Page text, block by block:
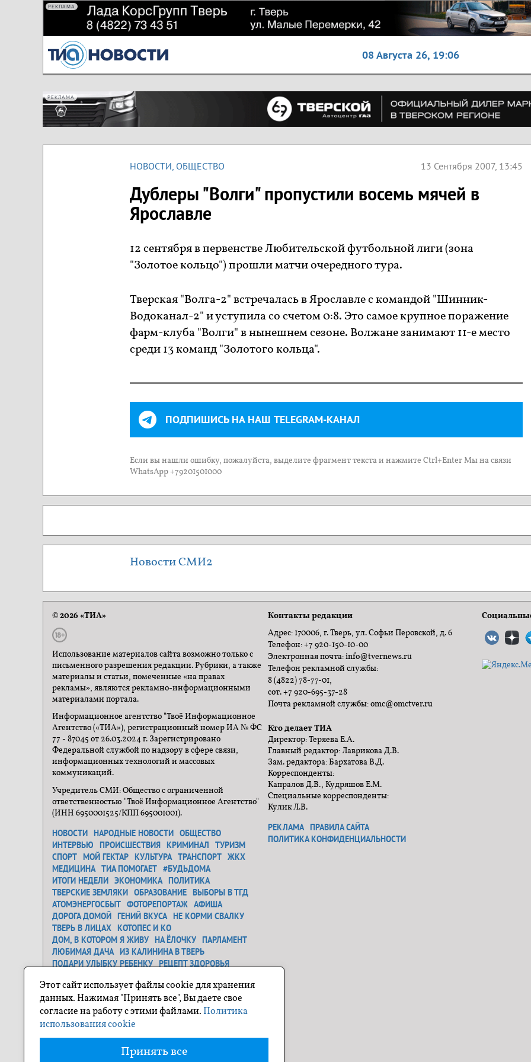
РЕКЛАМА
08 Августа 26, 19:06
РЕКЛАМА
НОВОСТИ, ОБЩЕСТВО 13 Сентября 2007, 13:45
Дублеры "Волги" пропустили восемь мячей в
Ярославле
12 сентября в первенстве Любительской футбольной лиги (зона
"Золотое кольцо") прошли матчи очередного тура.
Тверская "Волга-2" встречалась в Ярославле с командой "Шинник-
Водоканал-2" и уступила со счетом 0:8. Это самое крупное поражение
фарм-клуба "Волги" в нынешнем сезоне. Волжане занимают 11-е место
среди 13 команд "Золотого кольца".
ПОДПИШИСЬ НА НАШ TELEGRAM-КАНАЛ
Если вы нашли ошибку, пожалуйста, выделите фрагмент текста и нажмите Ctrl+Enter Мы на связи
WhatsApp +79201501000
Новости СМИ2
© 2026 «ТИА»
Использование материалов сайта возможно только с
письменного разрешения редакции. Рубрики, а также
материалы и статьи, помеченные «на правах
рекламы», являются рекламно-информационными
материалами портала.
Информационное агентство "Твоё Информационное
Агентство («ТИА»), регистрационный номер ИА № ФС
77 - 87045 от 26.03.2024 г. Зарегистрировано
Федеральной службой по надзору в сфере связи,
информационных технологий и массовых
коммуникаций.
Учредитель СМИ: Общество с ограниченной
ответственностью "Твоё Информационное Агентство"
(ИНН 6950001525/КПП 695001001).
НОВОСТИ НАРОДНЫЕ НОВОСТИ ОБЩЕСТВО
ИНТЕРВЬЮ
ПРОИСШЕСТВИЯ КРИМИНАЛ
ТУРИЗМ
СПОРТ МОЙ ГЕКТАР КУЛЬТУРА ТРАНСПОРТ ЖКХ
МЕДИЦИНА ТИА ПОМОГАЕТ #БУДЬДОМА
ИТОГИ НЕДЕЛИ ЭКОНОМИКА ПОЛИТИКА
ТВЕРСКИЕ ЗЕМЛЯКИ ОБРАЗОВАНИЕ ВЫБОРЫ В ТГД
АТОМЭНЕРГОСБЫТ ФОТОРЕПОРТАЖ АФИША
ДОРОГА ДОМОЙ ГЕНИЙ ВКУСА НЕ КОРМИ СВАЛКУ
ТВЕРЬ В ЛИЦАХ КОТОПЕС И КО
ДОМ, В КОТОРОМ Я ЖИВУ НА ЁЛОЧКУ ПАРЛАМЕНТ
ЛЮБИМАЯ ДАЧА ИЗ КАЛИНИНА В ТВЕРЬ
ПОДАРИ УЛЫБКУ РЕБЕНКУ РЕЦЕПТ ЗДОРОВЬЯ
САМОЕ ТРОГАТЕЛЬНОЕ ФОТО ГЕНЕРАЛЬНАЯ УБОРКА
Я ЛЮБЛЮ ТВЕРЬ О ГЕРОЯХ БЫЛЫХ ВРЕМЕН
ПРОЕКТ "СОСЕДИ" ПОХУДЕЙКА
ПУТЕШЕСТВИЕ ПО ТВЕРСКОЙ ОБЛАСТИ
ТИА ПОМОГАЕТ
Контакты редакции
Адрес: 170006, г. Тверь, ул. Софьи Перовской, д. 6
Телефон: +7 920-150-10-00
Электронная почта: info@tvernews.ru
Телефон рекламной службы:
8 (4822) 78-77-01,
сот. +7 920-695-37-28
Почта рекламной службы: omc@omctver.ru
Кто делает ТИА
Директор: Теряева Е.А.
Главный редактор: Лаврикова Д.В.
Зам. редактора: Бархатова В.Д.
Корреспонденты:
Капралов Д.В., Кудряшов Е.М.
Специальные корреспонденты:
Кулик Л.В.
РЕКЛАМА ПРАВИЛА САЙТА
ПОЛИТИКА КОНФИДЕНЦИАЛЬНОСТИ
Этот сайт использует файлы cookie для хранения
данных. Нажимая "Принять все", Вы даете свое
согласие на работу с этими файлами. Политика
использования cookie
Принять все